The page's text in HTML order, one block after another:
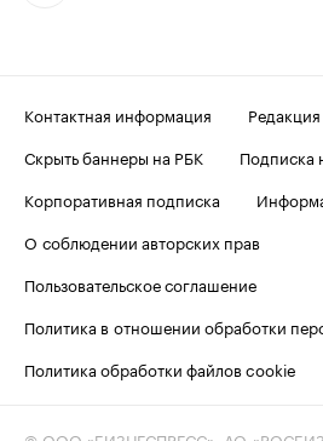
Контактная информация
Редакция
Скрыть баннеры на РБК
Подписка
Корпоративная подписка
О соблюдении авторских прав
Пользовательское соглашение
Политика в отношении обработки
Политика обработки файлов cookie